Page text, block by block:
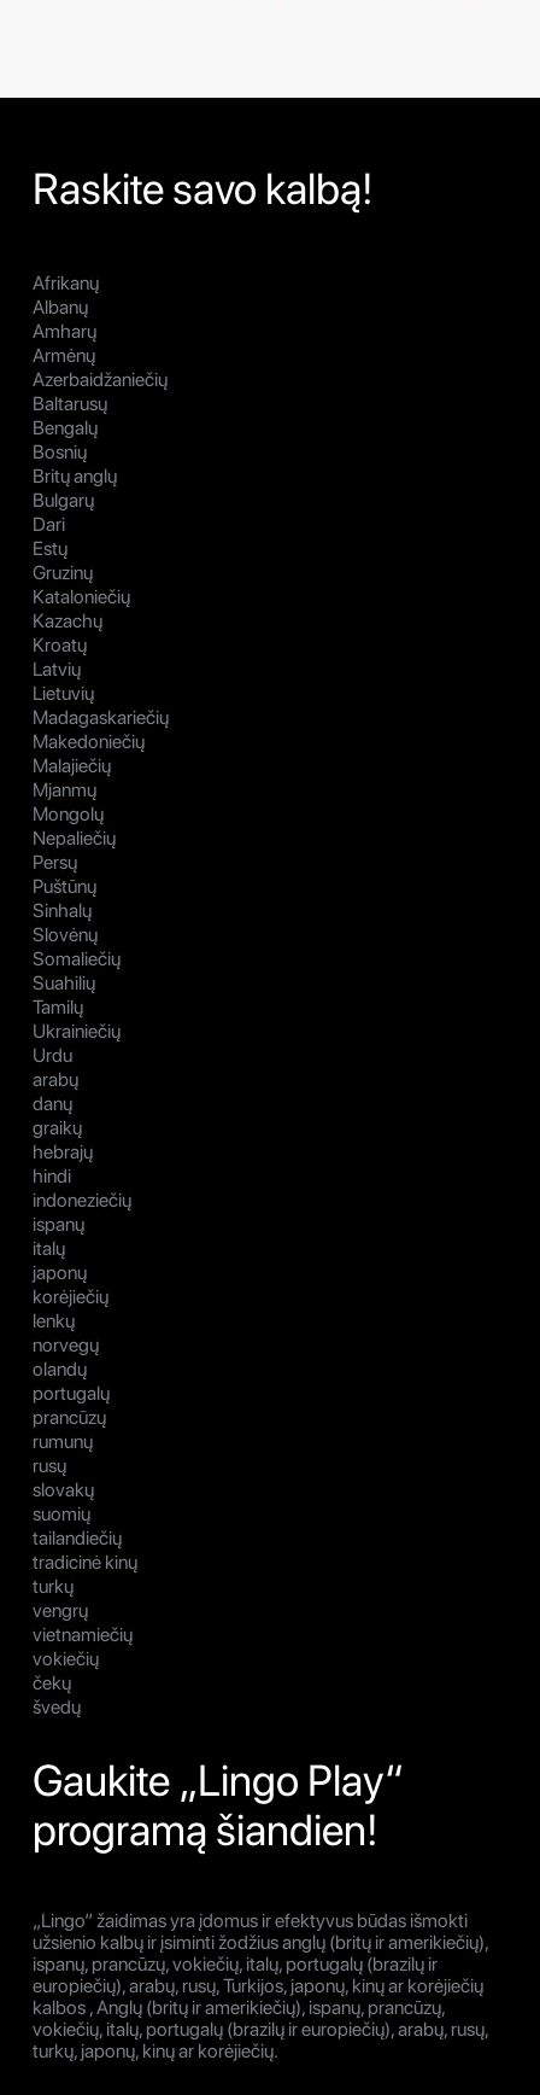
Raskite savo kalbą!
Afrikanų
Albanų
Amharų
Armėnų
Azerbaidžaniečių
Baltarusų
Bengalų
Bosnių
Britų anglų
Bulgarų
Dari
Estų
Gruzinų
Kataloniečių
Kazachų
Kroatų
Latvių
Lietuvių
Madagaskariečių
Makedoniečių
Malajiečių
Mjanmų
Mongolų
Nepaliečių
Persų
Puštūnų
Sinhalų
Slovėnų
Somaliečių
Suahilių
Tamilų
Ukrainiečių
Urdu
arabų
danų
graikų
hebrajų
hindi
indoneziečių
ispanų
italų
japonų
korėjiečių
lenkų
norvegų
olandų
portugalų
prancūzų
rumunų
rusų
slovakų
suomių
tailandiečių
tradicinė kinų
turkų
vengrų
vietnamiečių
vokiečių
čekų
švedų
Gaukite „Lingo Play“
programą šiandien!
„Lingo“ žaidimas yra įdomus ir efektyvus būdas išmokti
užsienio kalbų ir įsiminti žodžius anglų (britų ir amerikiečių),
ispanų, prancūzų, vokiečių, italų, portugalų (brazilų ir
europiečių), arabų, rusų, Turkijos, japonų, kinų ar korėjiečių
kalbos , Anglų (britų ir amerikiečių), ispanų, prancūzų,
vokiečių, italų, portugalų (brazilų ir europiečių), arabų, rusų,
turkų, japonų, kinų ar korėjiečių.